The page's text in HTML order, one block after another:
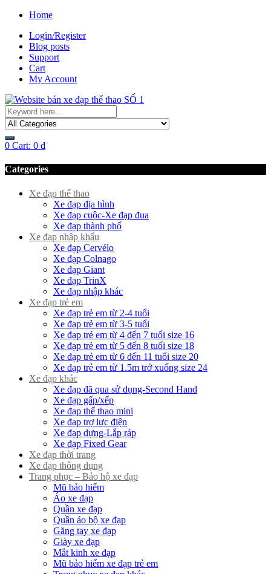
Home
Login/Register
Blog posts
Support
Cart
My Account
0 Cart: 0 ₫
Categories
Xe đạp thể thao
Xe đạp địa hình
Xe đạp cuộc-Xe đạp đua
Xe đạp thành phố
Xe đạp nhập khẩu
Xe đạp Cervélo
Xe đạp Colnago
Xe đạp Giant
Xe đạp TrinX
Xe đạp nhập khác
Xe đạp trẻ em
Xe đạp trẻ em từ 2-4 tuổi
Xe đạp trẻ em từ 3-5 tuổi
Xe đạp trẻ em từ 4 đến 7 tuổi size 16
Xe đạp trẻ em từ 5 đến 8 tuổi size 18
Xe đạp trẻ em từ 6 đến 11 tuổi size 20
Xe đạp trẻ em từ 1.5m trở xuống size 24
Xe đạp khác
Xe đạp đã qua sử dụng-Second Hand
Xe đạp gấp/xếp
Xe đạp thể thao mini
Xe đạp trợ lực điện
Xe đạp dựng-Lắp ráp
Xe đạp Fixed Gear
Xe đạp thời trang
Xe đạp thông dụng
Trang phục – Bảo hộ xe đạp
Mũ bảo hiểm
Áo xe đạp
Quần xe đạp
Quần áo bộ xe đạp
Găng tay xe đạp
Giày xe đạp
Mắt kinh xe đạp
Mũ bảo hiểm xe đạp trẻ em